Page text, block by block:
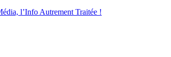
l’Info Autrement Traitée !